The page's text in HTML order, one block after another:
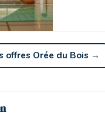
offres Orée du Bois →